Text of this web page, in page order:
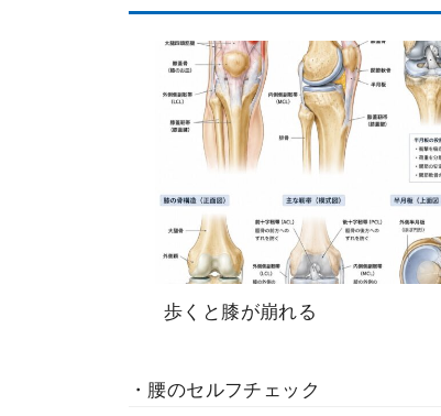
歩くと膝が崩れる
・腰のセルフチェック